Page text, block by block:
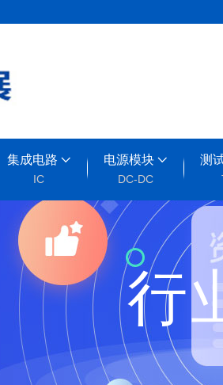
集成电路
IC
电源模块
DC-DC
测
行